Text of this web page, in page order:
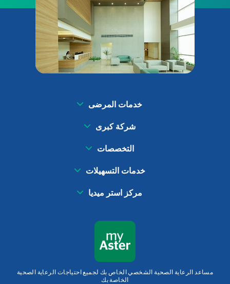
خدمات المرضى
شركة كبرى
التخصصات
خدمات التسهيلات
مركز استر ميديا
مساعد الرعاية الصحية الشخصي الخاص بك لجميع احتياجات الرعاية الصحية
الخاصة بك